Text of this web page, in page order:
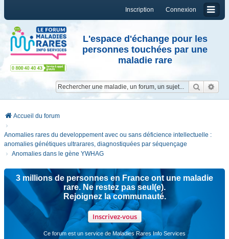
Connexion
Inscription
L'espace d'échange pour les
personnes touchées par une
maladie rare
Accueil du forum
Anomalies rares du developpement avec ou sans déficience intellectuelle :
anomalies génétiques ultrarares, diagnostiquées par séquençage
Anomalies dans le gène YWHAG
3 millions de personnes en France ont une maladie
rare. Ne restez pas seul(e).
Rejoignez la communauté.
Inscrivez-vous
Ce forum est un service de Maladies Rares Info Services